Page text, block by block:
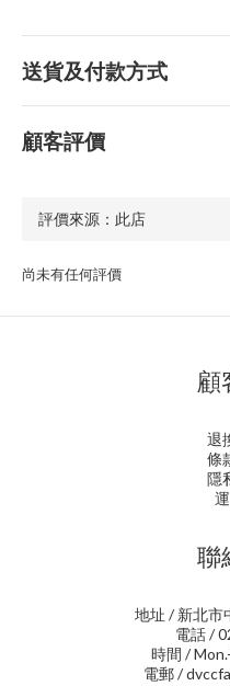
送貨及付款方式
顧客評價
尚未有任何評價
顧
退
條
隱
聯
地址 / 新北市
電話 /
時間 /
電郵 /